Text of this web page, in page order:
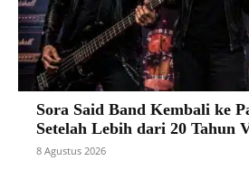
Sora Said Band Kembali ke
Setelah Lebih dari 20 Tahun
8 Agustus 2026